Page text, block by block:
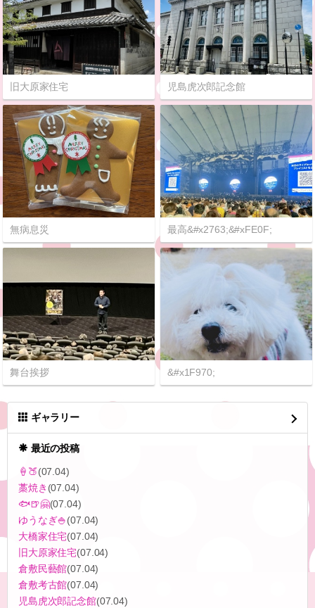
旧大原家住宅 児島虎次郎記念館
無病息災 最高&#x2763;&#xFE0F;
舞台挨拶 &#x1F970;
ギャラリー
最近の投稿
‪🍦‬🍑(07.04)
藁焼き (07.04)
🐟🍺🤗(07.04)
ゆうなぎ🍚(07.04)
大橋家住宅(07.04)
旧大原家住宅(07.04)
倉敷民藝館(07.04)
倉敷考古館(07.04)
児島虎次郎記念館(07.04)